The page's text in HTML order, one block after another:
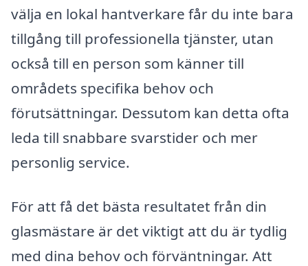
välja en lokal hantverkare får du inte bara
tillgång till professionella tjänster, utan
också till en person som känner till
områdets specifika behov och
förutsättningar. Dessutom kan detta ofta
leda till snabbare svarstider och mer
personlig service.
För att få det bästa resultatet från din
glasmästare är det viktigt att du är tydlig
med dina behov och förväntningar. Att